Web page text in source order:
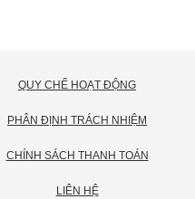
QUY CHẾ HOẠT ĐỘNG
PHÂN ĐỊNH TRÁCH NHIỆM
CHÍNH SÁCH THANH TOÁN
LIÊN HỆ